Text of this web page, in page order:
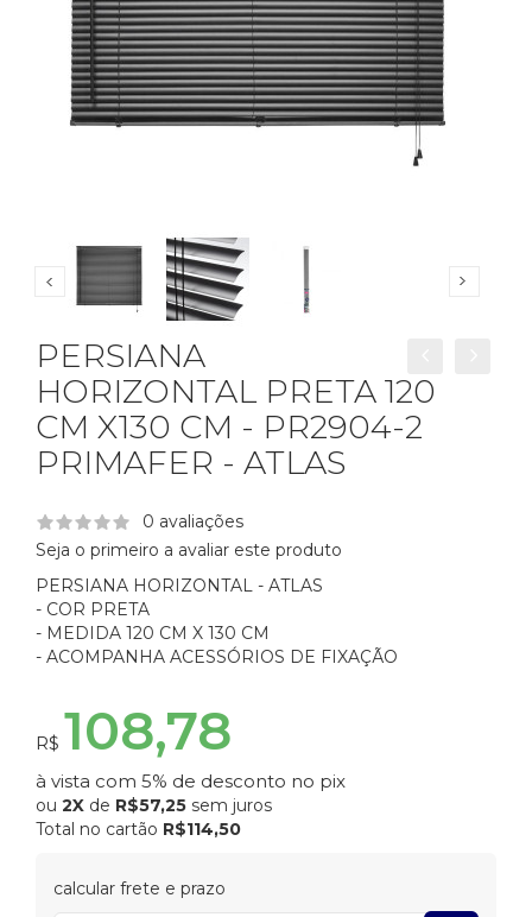
PERSIANA
HORIZONTAL PRETA 120
CM X130 CM - PR2904-2
PRIMAFER - ATLAS
0 avaliações
Seja o primeiro a avaliar este produto
PERSIANA HORIZONTAL - ATLAS
- COR PRETA
- MEDIDA 120 CM X 130 CM
- ACOMPANHA ACESSÓRIOS DE FIXAÇÃO
R$ 108,78
à vista com 5% de desconto no pix
ou 2X de R$57,25 sem juros
Total no cartão R$114,50
calcular frete e prazo